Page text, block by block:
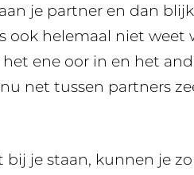
je partner en dan
ook helemaal niet weet
ene oor in en het
net tussen partners
je staan, kunnen je